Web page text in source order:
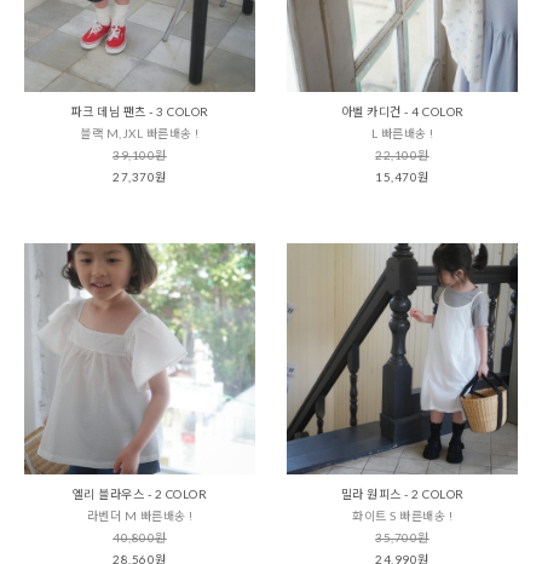
파크 데님 팬츠 - 3 COLOR
블랙 M,JXL 빠른배송 !
39,100원
27,370원
아벨 카디건 - 4 COLOR
L 빠른배송 !
22,100원
15,470원
엘리 블라우스 - 2 COLOR
라벤더 M 빠른배송 !
40,800원
28,560원
밀라 원피스 - 2 COLOR
화이트 S 빠른배송 !
35,700원
24,990원